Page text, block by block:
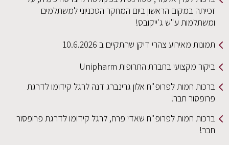
זכייתה במקום הראשון ביום המחקר הטכניוני למשתלמים
ומשתלמות ע"ש ג'ייקובס!
תמונות מאירוע צהרי דיקן שהתקיים ב 10.6.2026
ביקור מקצועי בחברת התרופות Unipharm
ברכות חמות לפרופ"ח אלון גרינברג דנה לרגל קידומו לדרגת
פרופסור חבר!
ברכות חמות לפרופ"ח שאדי פרח, לרגל קידומו לדרגת פרופסור
חבר!